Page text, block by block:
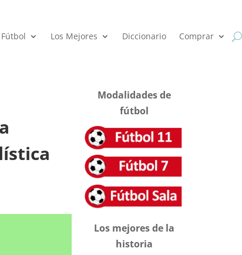
Fútbol Los Mejores Diccionario Comprar
Modalidades de
fútbol
Los mejores de la
historia